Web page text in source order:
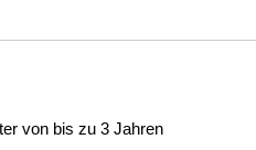
von bis zu 3 Jahren